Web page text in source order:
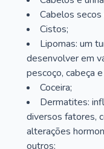
Cabelos
Cistos;
Lipomas: um
desenvolver em
pescoço, cabeça
Coceira;
Dermatites:
diversos fatores,
alterações
outros;